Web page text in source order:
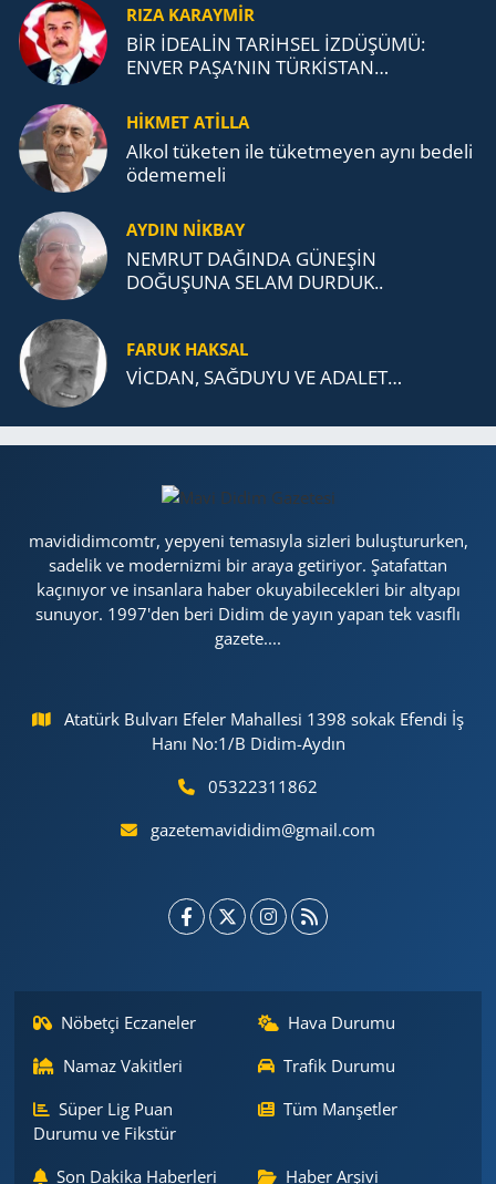
RIZA KARAYMIR
BİR İDEALİN TARİHSEL İZDÜŞÜMÜ:
ENVER PAŞA’NIN TÜRKİSTAN
TEŞKİLATI’NA UZANAN MİRASI
HİKMET ATİLLA
Alkol tü­ke­ten ile tü­ket­me­yen aynı be­de­li
öde­me­me­li
AYDIN NİKBAY
NEMRUT DAĞINDA GÜNEŞİN
DOĞUŞUNA SELAM DURDUK..
FARUK HAKSAL
VİCDAN, SAĞ­DU­YU VE ADA­LET…
mavididimcomtr, yepyeni temasıyla sizleri buluştururken,
sadelik ve modernizmi bir araya getiriyor. Şatafattan
kaçınıyor ve insanlara haber okuyabilecekleri bir altyapı
sunuyor. 1997'den beri Didim de yayın yapan tek vasıflı
gazete....
Atatürk Bulvarı Efeler Mahallesi 1398 sokak Efendi İş
Hanı No:1/B Didim-Aydın
05322311862
gazetemavididim@gmail.com
Nöbetçi Eczaneler
Hava Durumu
Namaz Vakitleri
Trafik Durumu
Süper Lig Puan
Durumu ve Fikstür
Tüm Manşetler
Son Dakika Haberleri Haber Arşivi